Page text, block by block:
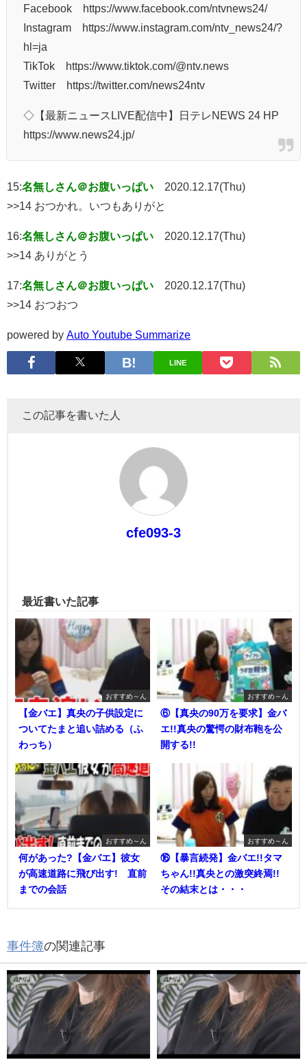
Facebook https://www.facebook.com/ntvnews24/
Instagram https://www.instagram.com/ntv_news24/?
hl=ja
TikTok https://www.tiktok.com/@ntv.news
Twitter https://twitter.com/news24ntv
◇【最新ニュースLIVE配信中】日テレNEWS 24 HP
https://www.news24.jp/
15:名無しさん＠お腹いっぱい
2020.12.17(Thu)
>>14 おつかれ。いつもありがと
16:名無しさん＠お腹いっぱい
2020.12.17(Thu)
>>14 ありがとう
17:名無しさん＠お腹いっぱい
2020.12.17(Thu)
>>14 おつおつ
powered by Auto Youtube Summarize
LINE
この記事を書いた人
cfe093-3
最近書いた記事
おすすめ～ん
【金バエ】真央の子供設定に
ついてたまと追い詰める（ふ
わっち）
おすすめ～ん
⑥【真央の90万を要求】金バ
エ!!真央の驚愕の財布鞄を公
開する!!
おすすめ～ん
何があった?【金バエ】彼女
が高速道路に飛び出す! 直前
までの会話
おすすめ～ん
⑯【暴言続発】金バエ!!タマ
ちゃん!!真央との激突終焉!!
その結末とは・・・
事件簿の関連記事